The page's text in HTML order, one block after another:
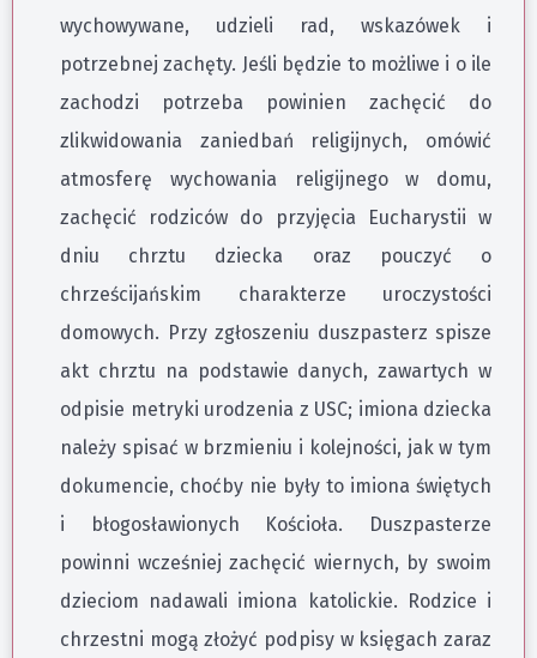
wychowywane, udzieli rad, wskazówek i
potrzebnej zachęty. Jeśli będzie to możliwe i o ile
zachodzi potrzeba powinien zachęcić do
zlikwidowania zaniedbań religijnych, omówić
atmosferę wychowania religijnego w domu,
zachęcić rodziców do przyjęcia Eucharystii w
dniu chrztu dziecka oraz pouczyć o
chrześcijańskim charakterze uroczystości
domowych. Przy zgłoszeniu duszpasterz spisze
akt chrztu na podstawie danych, zawartych w
odpisie metryki urodzenia z USC; imiona dziecka
należy spisać w brzmieniu i kolejności, jak w tym
dokumencie, choćby nie były to imiona świętych
i błogosławionych Kościoła. Duszpasterze
powinni wcześniej zachęcić wiernych, by swoim
dzieciom nadawali imiona katolickie. Rodzice i
chrzestni mogą złożyć podpisy w księgach zaraz